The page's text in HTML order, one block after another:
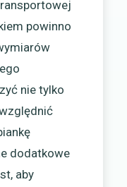
powinno
nie tylko
dodatkowe
aby